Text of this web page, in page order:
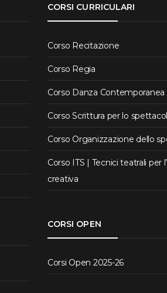
CORSI CURRICULARI
Corso Recitazione
Corso Regia
Corso Danza Contemporanea
Corso Scrittura per lo
Corso Organizzazione dello
Corso ITS | Tecnici teatrali per
creativa
CORSI OPEN
Corsi Open 2025-26